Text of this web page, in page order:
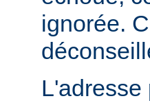
ignorée.